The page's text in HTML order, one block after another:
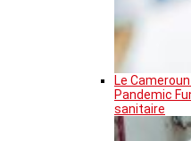
Le
Pandemic
sanitaire